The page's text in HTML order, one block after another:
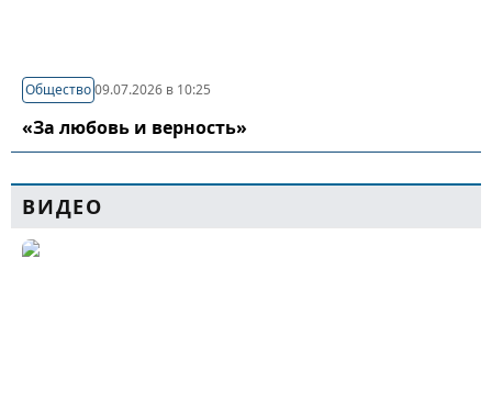
Общество09.07.2026 в 10:25
«За любовь и верность»
ВИДЕО